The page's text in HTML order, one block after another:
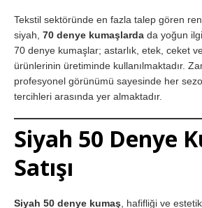
Tekstil sektöründe en fazla talep gören
siyah, 70 denye kumaşlarda da yoğun
70 denye kumaşlar; astarlık, etek, ceket
ürünlerinin üretiminde kullanılmaktadır.
profesyonel görünümü sayesinde her
tercihleri arasında yer almaktadır.
Siyah 50 Denye
Satışı
Siyah 50 denye kumaş, hafifliği ve